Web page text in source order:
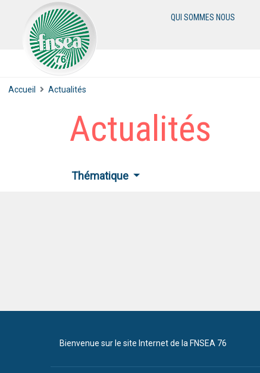
QUI SOMMES NOUS
Accueil Actualités
Actualités
Thématique
Bienvenue sur le site Internet de la FNSEA 76